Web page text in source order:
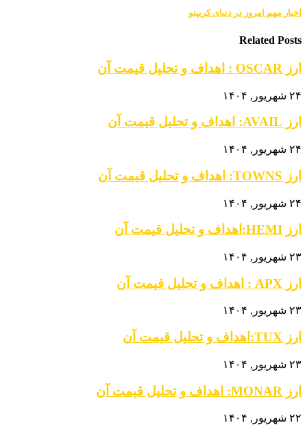
اخبار مهم امروز در دنیای کریپتو
Related Posts
ارز OSCAR : اهداف و تحلیل قیمت آن
۲۴ شهریور, ۱۴۰۴
ارز AVAIL: اهداف و تحلیل قیمت آن
۲۴ شهریور, ۱۴۰۴
ارز TOWNS: اهداف و تحلیل قیمت آن
۲۴ شهریور, ۱۴۰۴
ارز HEMI:اهداف و تحلیل قیمت آن
۲۳ شهریور, ۱۴۰۴
ارز APX : اهداف و تحلیل قیمت آن
۲۳ شهریور, ۱۴۰۴
ارز TUX:اهداف و تحلیل قیمت آن
۲۳ شهریور, ۱۴۰۴
ارز MONAR: اهداف و تحلیل قیمت آن
۲۲ شهریور, ۱۴۰۴